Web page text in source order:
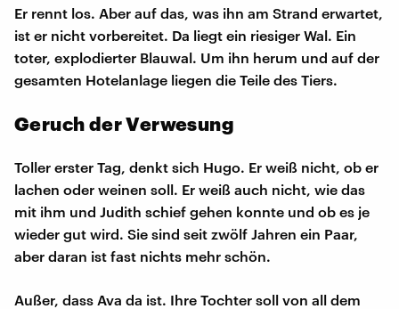
Er rennt los. Aber auf das, was ihn am Strand erwartet,
ist er nicht vorbereitet. Da liegt ein riesiger Wal. Ein
toter, explodierter Blauwal. Um ihn herum und auf der
gesamten Hotelanlage liegen die Teile des Tiers.
Geruch der Verwesung
Toller erster Tag, denkt sich Hugo. Er weiß nicht, ob er
lachen oder weinen soll. Er weiß auch nicht, wie das
mit ihm und Judith schief gehen konnte und ob es je
wieder gut wird. Sie sind seit zwölf Jahren ein Paar,
aber daran ist fast nichts mehr schön.
Außer, dass Ava da ist. Ihre Tochter soll von all dem